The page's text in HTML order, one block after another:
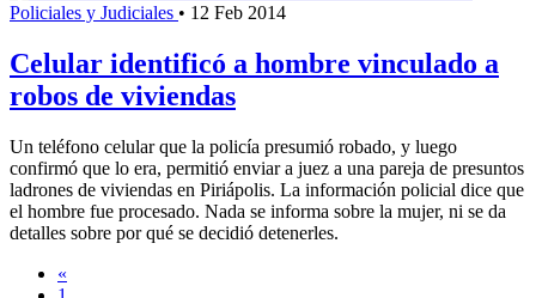
Policiales y Judiciales • 12 Feb 2014
Celular identificó a hombre vinculado a
robos de viviendas
Un teléfono celular que la policía presumió robado, y luego
confirmó que lo era, permitió enviar a juez a una pareja de presuntos
ladrones de viviendas en Piriápolis. La información policial dice que
el hombre fue procesado. Nada se informa sobre la mujer, ni se da
detalles sobre por qué se decidió detenerles.
«